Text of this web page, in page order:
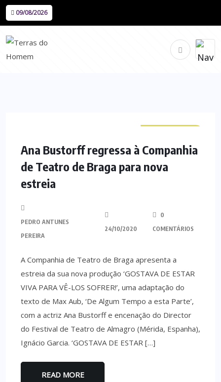
09/08/2026
Ana Bustorff regressa à Companhia
de Teatro de Braga para nova
estreia
PEDRO ANTUNES
PEREIRA
24/10/2020
0
COMENTÁRIOS
A Companhia de Teatro de Braga apresenta a
estreia da sua nova produção ‘GOSTAVA DE ESTAR
VIVA PARA VÊ-LOS SOFRER!’, uma adaptação do
texto de Max Aub, ‘De Algum Tempo a esta Parte’,
com a actriz Ana Bustorff e encenação do Director
do Festival de Teatro de Almagro (Mérida, Espanha),
Ignácio Garcia. ‘GOSTAVA DE ESTAR […]
READ MORE